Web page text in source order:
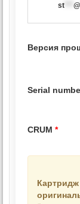
st
@
Версия
Serial
CRUM *